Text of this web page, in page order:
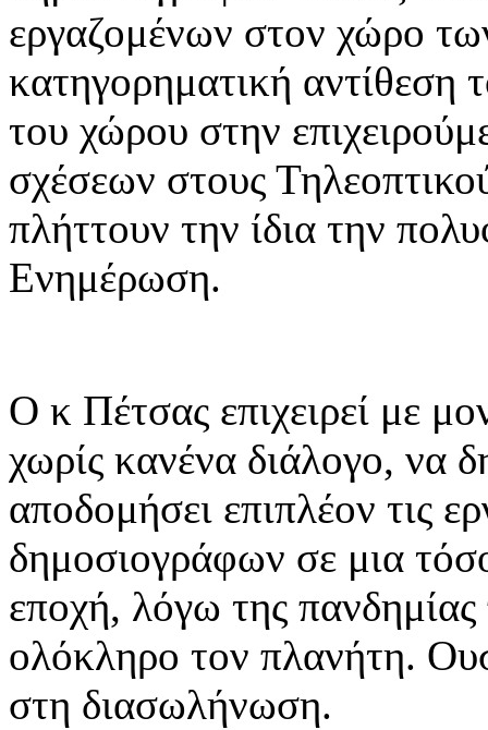
εργαζομένων στον χώρο
κατηγορηματική
του χώρου στην
σχέσεων στους
πλήττουν την ίδια την
Ενημέρωση.
Ο κ Πέτσας επιχειρεί με
χωρίς κανένα διάλογο, να
αποδομήσει επιπλέον τις
δημοσιογράφων σε μια
εποχή, λόγω της
ολόκληρο τον πλανήτη.
στη διασωλήνωση.